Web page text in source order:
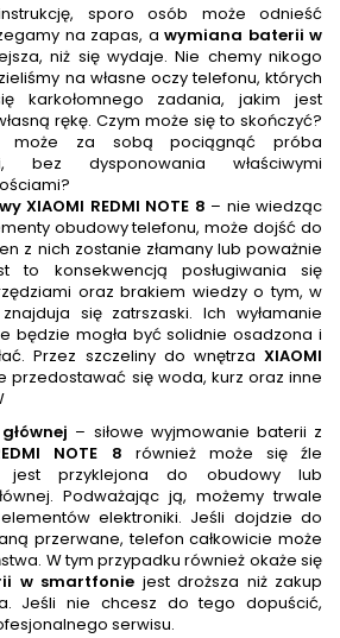
sporo osób może odnieść
na zapas, awymiana baterii w
niż się wydaje. Nie chemy nikogo
na własne oczy telefonu, których
karkołomnego zadania, jakim jest
rękę. Czym może się to skończyć?
może za sobą pociągnąć próba
bez dysponowania właściwymi
XIAOMI REDMI NOTE 8 – nie wiedząc
obudowy telefonu, może dojść do
z nich zostanie złamany lub poważnie
to konsekwencją posługiwania się
oraz brakiem wiedzy o tym, w
się zatrszaski. Ich wyłamanie
będzie mogła być solidnie osadzona i
Przez szczeliny do wnętrza XIAOMI
przedostawać się woda, kurz oraz inne
– siłowe wyjmowanie baterii z
NOTE 8 również może się źle
jest przyklejona do obudowy lub
Podważając ją, możemy trwale
elektroniki. Jeśli dojdzie do
przerwane, telefon całkowicie może
W tym przypadku również okaże się
w smartfonie jest droższa niż zakup
Jeśli nie chcesz do tego dopuścić,
serwisu.